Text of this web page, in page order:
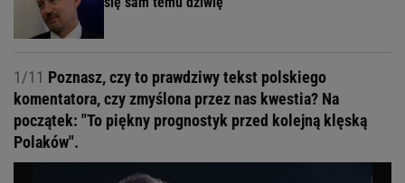
1/11 Poznasz, czy to prawdziwy tekst polskiego
komentatora, czy zmyślona przez nas kwestia? Na
początek: "To piękny prognostyk przed kolejną klęską
Polaków".